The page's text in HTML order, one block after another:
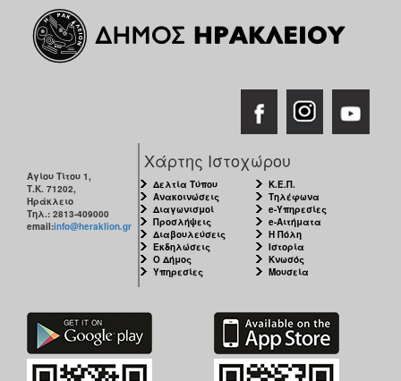
Αγίου Τίτου 1,
Τ.Κ. 71202,
Ηράκλειο
Τηλ.: 2813-409000
email:info@heraklion.gr
Χάρτης Ιστοχώρου
Δελτία Τύπου
Ανακοινώσεις
Διαγωνισμοί
Προσλήψεις
Διαβουλεύσεις
Εκδηλώσεις
Ο Δήμος
Υπηρεσίες
Κ.Ε.Π.
Τηλέφωνα
e-Υπηρεσίες
e-Αιτήματα
Η Πόλη
Ιστορία
Κνωσός
Μουσεία